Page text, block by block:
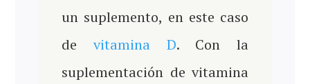
un suplemento, en este caso
de vitamina D. Con la
suplementación de vitamina